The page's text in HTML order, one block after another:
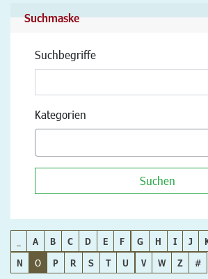
Suchmaske
Suchbegriffe
Kategorien
Suchen
A B C D E F G H I J
N
O P R S T U V W Z #